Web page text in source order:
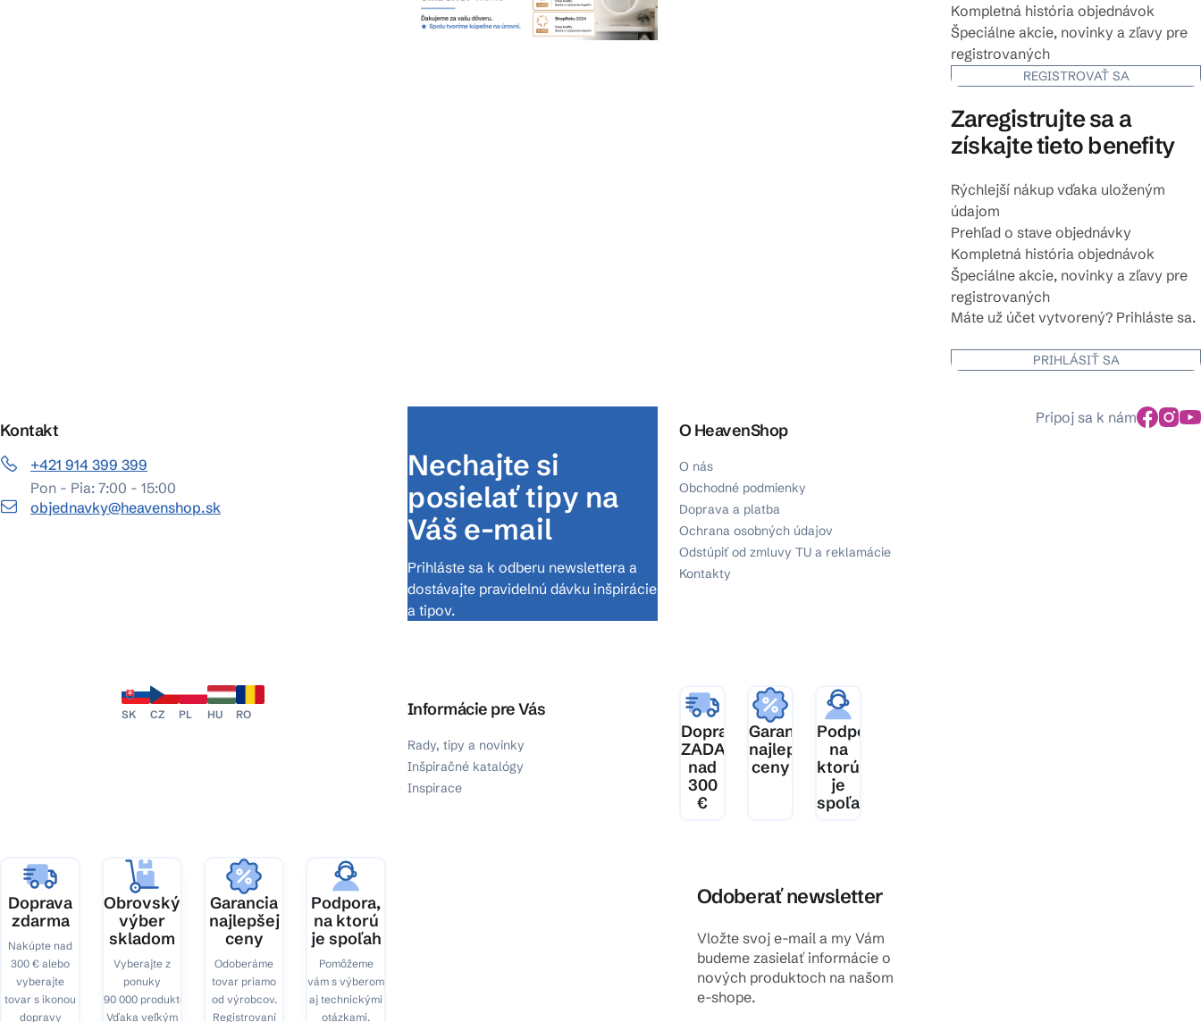
Kompletná história objednávok
Špeciálne akcie, novinky a zľavy pre
registrovaných
REGISTROVAŤ SA
Zaregistrujte sa a
získajte tieto benefity
Rýchlejší nákup vďaka uloženým
údajom
Prehľad o stave objednávky
Kompletná história objednávok
Špeciálne akcie, novinky a zľavy pre
registrovaných
Máte už účet vytvorený? Prihláste sa.
PRIHLÁSIŤ SA
Kontakt
+421 914 399 399
Pon - Pia: 7:00 - 15:00
objednavky@heavenshop.sk
Nechajte si
posielať tipy na
Váš e-mail
Prihláste sa k odberu newslettera a
dostávajte pravidelnú dávku inšpirácie
a tipov.
O HeavenShop
O nás
Obchodné podmienky
Doprava a platba
Ochrana osobných údajov
Odstúpiť od zmluvy TU a reklamácie
Kontakty
Pripoj sa k nám
SK CZ PL HU RO Informácie pre Vás
Rady, tipy a novinky
Inšpiračné katalógy
Inspirace
Doprava
ZADARMO
nad
300
€
Garancia
najlepšej
ceny
Podpora,
na
ktorú
je
spoľahnutie
Doprava
zdarma
Nakúpte nad
300 € alebo
vyberajte
tovar s ikonou
dopravy
Obrovský
výber
skladom
Vyberajte z
ponuky
90 000 produktov.
Vďaka veľkým
Garancia
najlepšej
ceny
Odoberáme
tovar priamo
od výrobcov.
Registrovaní
Podpora,
na ktorú
je spoľah
Pomôžeme
vám s výberom
aj technickými
otázkami.
Odoberať newsletter
Vložte svoj e-mail a my Vám
budeme zasielať informácie o
nových produktoch na našom
e-shope.